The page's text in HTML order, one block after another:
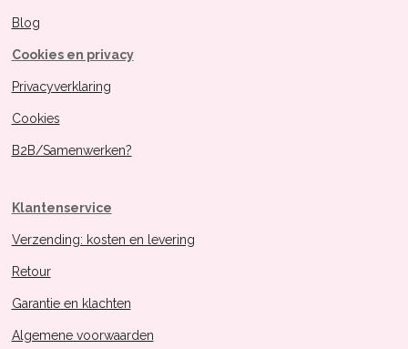
Blog
Cookies en privacy
Privacyverklaring
Cookies
B2B/Samenwerken?
Klantenservice
Verzending: kosten en levering
Retour
Garantie en klachten
Algemene voorwaarden